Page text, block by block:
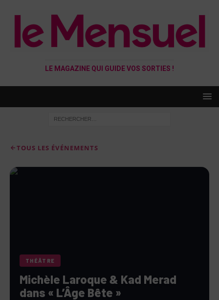
LE MAGAZINE QUI GUIDE VOS SORTIES !
TOUS LES ÉVÉNEMENTS
THÉÂTRE
Michèle Laroque & Kad Merad
dans « L’Âge Bête »